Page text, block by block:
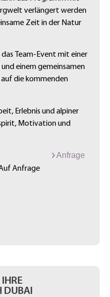
verlängert werden
Zeit in der Natur
Team-Event mit einer
einem gemeinsamen
die kommenden
Erlebnis und alpiner
Motivation und
Anfrage
Anfrage
DUBAI